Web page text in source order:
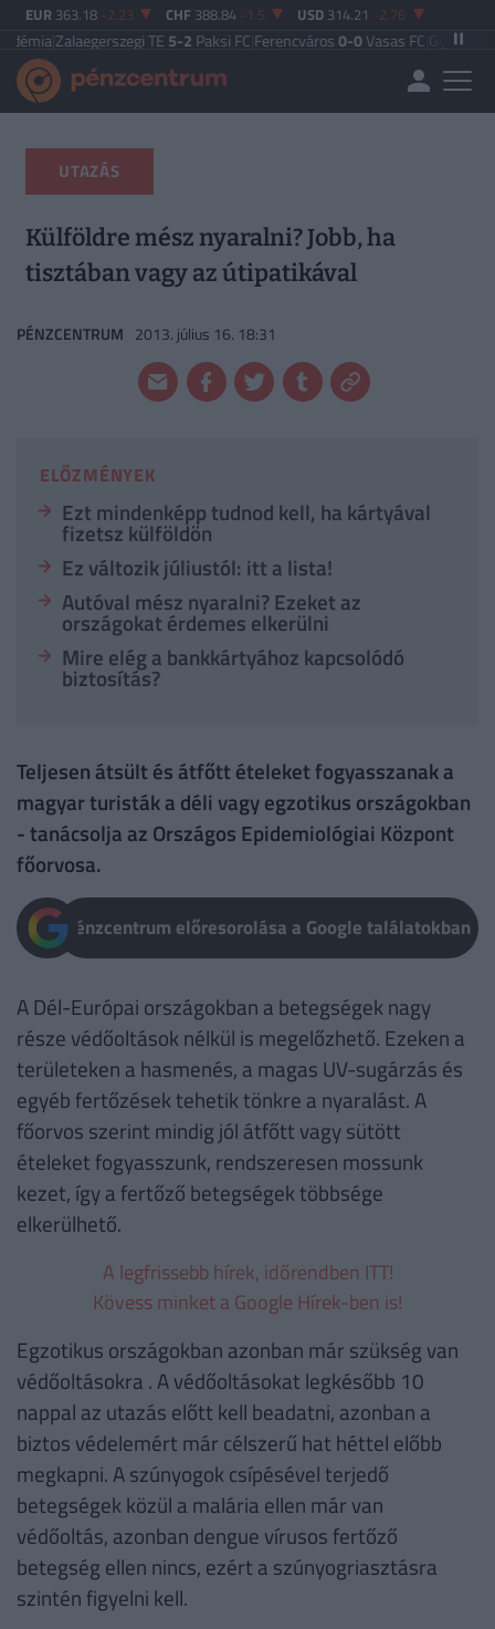
EUR 363.18 -2.23 CHF 388.84 -1.5 USD 314.21 -2.76
TE5-2Paksi FC|Ferencváros0-0Vasas FC|Győri ETO FC 4-0
UTAZÁS
Külföldre mész nyaralni? Jobb, ha
tisztában vagy az útipatikával
PÉNZCENTRUM 2013. július 16. 18:31
ELŐZMÉNYEK
Ezt mindenképp tudnod kell, ha kártyával
fizetsz külföldön
Ez változik júliustól: itt a lista!
Autóval mész nyaralni? Ezeket az
országokat érdemes elkerülni
Mire elég a bankkártyához kapcsolódó
biztosítás?
Teljesen átsült és átfőtt ételeket fogyasszanak a
magyar turisták a déli vagy egzotikus országokban
- tanácsolja az Országos Epidemiológiai Központ
főorvosa.
Pénzcentrum előresorolása a Google találatokban
A Dél-Európai országokban a betegségek nagy
része védőoltások nélkül is megelőzhető. Ezeken a
területeken a hasmenés, a magas UV-sugárzás és
egyéb fertőzések tehetik tönkre a nyaralást. A
főorvos szerint mindig jól átfőtt vagy sütött
ételeket fogyasszunk, rendszeresen mossunk
kezet, így a fertőző betegségek többsége
elkerülhető.
A legfrissebb hírek, időrendben ITT!
Kövess minket a Google Hírek-ben is!
Egzotikus országokban azonban már szükség van
védőoltásokra . A védőoltásokat legkésőbb 10
nappal az utazás előtt kell beadatni, azonban a
biztos védelemért már célszerű hat héttel előbb
megkapni. A szúnyogok csípésével terjedő
betegségek közül a malária ellen már van
védőoltás, azonban dengue vírusos fertőző
betegség ellen nincs, ezért a szúnyogriasztásra
szintén figyelni kell.